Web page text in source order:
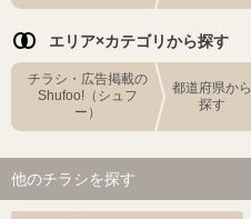
エリア×カテゴリから探す
チラシ・広告掲載の
Shufoo!（シュフ
ー）
都道府県から
探す
他のチラシを探す